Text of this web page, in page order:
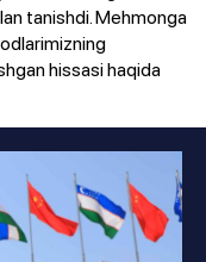
tanishdi. Mehmonga
hissasi haqida